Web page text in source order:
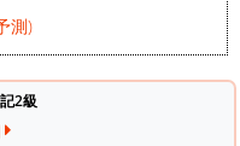
測)
2級